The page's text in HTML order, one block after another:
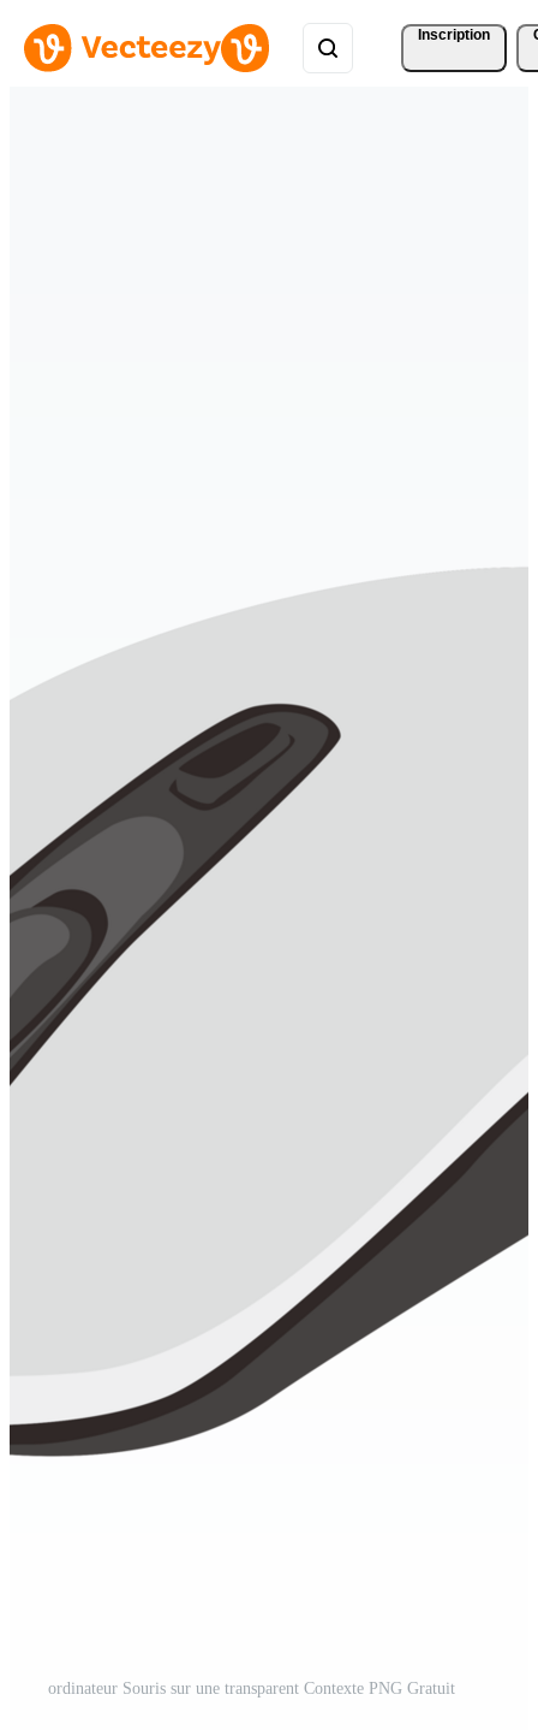
Inscription
ordinateur Souris sur une transparent Contexte PNG Gratuit